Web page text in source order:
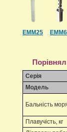
EMM25
Серія
Модель
Бальність
Плавучість, кг